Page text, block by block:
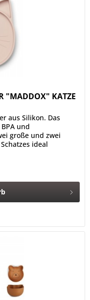
"MADDOX" KATZE
aus Silikon. Das
und
große und zwei
ideal